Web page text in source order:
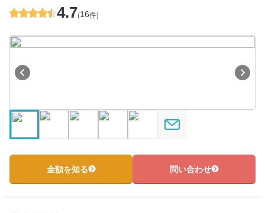
4.7(16件)
金額を知る 問い合わせ